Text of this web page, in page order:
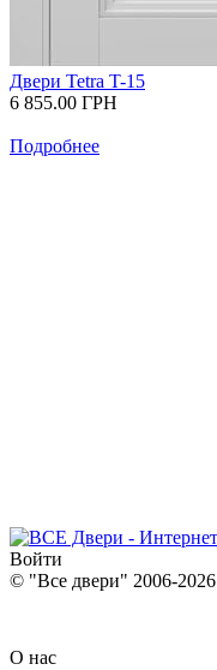
Двери Tetra T-15
6 855.00 ГРН
Подробнее
Войти
© "Все двери" 2006-2026
О нас